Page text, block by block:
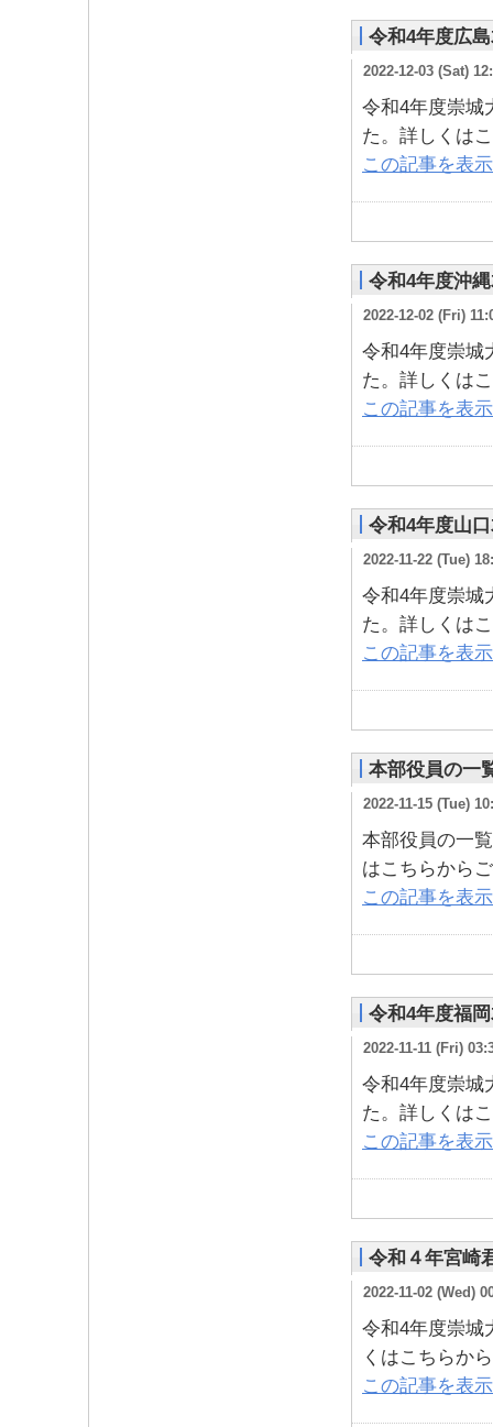
令和4年度広
2022-12-03 (Sat)
令和4年度崇城
た。詳しくは
この記事を表示
令和4年度沖
2022-12-02 (Fri)
令和4年度崇城
た。詳しくは
この記事を表示
令和4年度山
2022-11-22 (Tue)
令和4年度崇城
た。詳しくは
この記事を表示
本部役員の一
2022-11-15 (Tue)
本部役員の一
はこちらから
この記事を表示
令和4年度福
2022-11-11 (Fri)
令和4年度崇城
た。詳しくは
この記事を表示
令和４年宮崎
2022-11-02 (Wed)
令和4年度崇城
くはこちらか
この記事を表示